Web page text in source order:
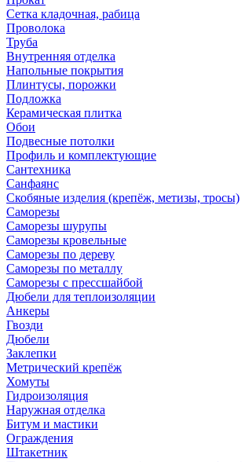
Сетка кладочная, рабица
Проволока
Труба
Внутренняя отделка
Напольные покрытия
Плинтусы, порожки
Подложка
Керамическая плитка
Обои
Подвесные потолки
Профиль и комплектующие
Сантехника
Санфаянс
Скобяные изделия (крепёж, метизы, тросы)
Саморезы
Саморезы шурупы
Саморезы кровельные
Саморезы по дереву
Саморезы по металлу
Саморезы с прессшайбой
Дюбели для теплоизоляции
Анкеры
Гвозди
Дюбели
Заклепки
Метрический крепёж
Хомуты
Гидроизоляция
Наружная отделка
Битум и мастики
Ограждения
Штакетник